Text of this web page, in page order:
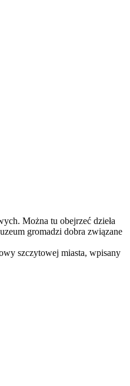
Można tu obejrzeć dzieła
gromadzi dobra związane
szczytowej miasta, wpisany